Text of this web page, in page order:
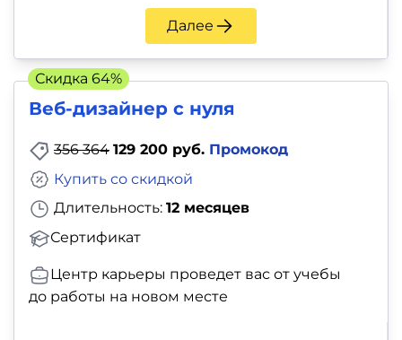
Далее
Веб-дизайнер с нуля
356 364 129 200 руб. Промокод
Длительность: 12 месяцев
Сертификат
Купить со скидкой
Центр карьеры проведет вас от учебы
до работы на новом месте
Скидка 64%